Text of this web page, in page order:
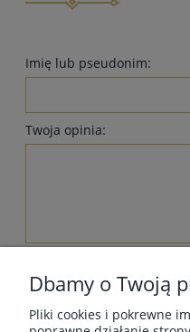
Imię lub pseudonim:
Twoja opinia:
Dbamy o Twoją
Pliki cookies i pokrewne